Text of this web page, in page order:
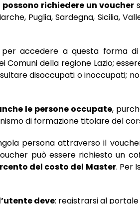
richiedere un voucher
Puglia, Sardegna, Sicilia,
accedere a questa forma
Comuni della regione Lazio;
disoccupati o inoccupati;
le persone occupate,
di formazione titolare del
persona attraverso il
può essere richiesto un
del costo del Master. Per
deve: registrarsi al portale